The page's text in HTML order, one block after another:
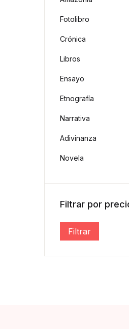
Fotolibro
Crónica
Libros
Ensayo
Etnografía
Narrativa
Adivinanza
Novela
Filtrar por
Precio mínimo
Precio máximo
Filtrar